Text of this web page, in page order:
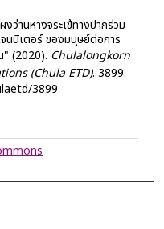
ว่านหางจระเข้ทางปากร่วม
นนิเตอร์ ของมนุษย์ต่อการ
" (2020). Chulalongkorn
(Chula ETD). 3899.
3899